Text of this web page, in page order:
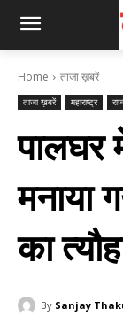
Home ताजा ख़बरें
ताजा ख़बरें महाराष्ट्र
पालघर
मनाया
का
By Sanjay